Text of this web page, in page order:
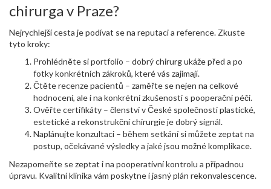
chirurga v Praze?
Nejrychlejší cesta je podívat se na reputaci a reference. Zkuste
tyto kroky:
Prohlédněte si portfolio – dobrý chirurg ukáže před a po
fotky konkrétních zákroků, které vás zajímají.
Čtěte recenze pacientů – zaměřte se nejen na celkové
hodnocení, ale i na konkrétní zkušenosti s pooperační péčí.
Ověřte certifikáty – členství v České společnosti plastické,
estetické a rekonstrukční chirurgie je dobrý signál.
Naplánujte konzultaci – během setkání si můžete zeptat na
postup, očekávané výsledky a jaké jsou možné komplikace.
Nezapomeňte se zeptat i na pooperativní kontrolu a případnou
úpravu. Kvalitní klinika vám poskytne i jasný plán rekonvalescence.